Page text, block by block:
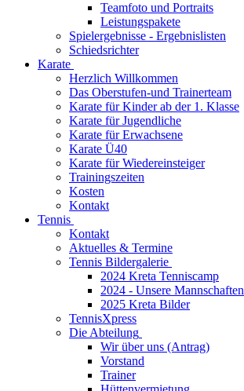
Teamfoto und Portraits
Leistungspakete
Spielergebnisse - Ergebnislisten
Schiedsrichter
Karate
Herzlich Willkommen
Das Oberstufen-und Trainerteam
Karate für Kinder ab der 1. Klasse
Karate für Jugendliche
Karate für Erwachsene
Karate Ü40
Karate für Wiedereinsteiger
Trainingszeiten
Kosten
Kontakt
Tennis
Kontakt
Aktuelles & Termine
Tennis Bildergalerie
2024 Kreta Tenniscamp
2024 - Unsere Mannschaften
2025 Kreta Bilder
TennisXpress
Die Abteilung
Wir über uns (Antrag)
Vorstand
Trainer